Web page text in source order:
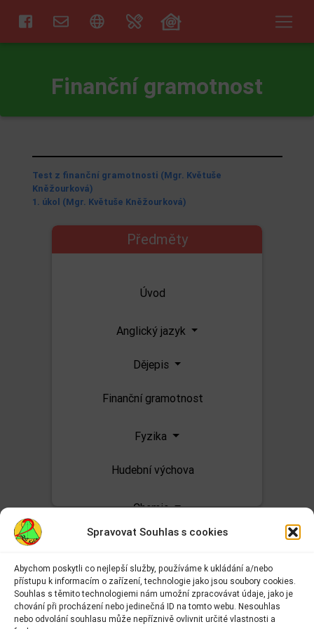
Spravovat Souhlas s cookies
Abychom poskytli co nejlepší služby, používáme k ukládání a/nebo
přístupu k informacím o zařízení, technologie jako jsou soubory cookies.
Souhlas s těmito technologiemi nám umožní zpracovávat údaje, jako je
chování při procházení nebo jedinečná ID na tomto webu. Nesouhlas
nebo odvolání souhlasu může nepříznivě ovlivnit určité vlastnosti a
Finanční gramotnost
Test z finanční gramotnosti (Mgr. Květuše
Kněžourková)
1. úkol (Mgr. Květuše Kněžourková)
Předměty
Úvod
Anglický jazyk
Dějepis
Finanční gramotnost
Fyzika
Hudební výchova
Chemie
Matematika
Přírodopis
Adresa:
Základní škola Kolín II.
Kmochova 943